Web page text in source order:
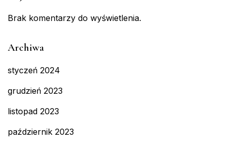
Brak komentarzy do wyświetlenia.
Archiwa
styczeń 2024
grudzień 2023
listopad 2023
październik 2023